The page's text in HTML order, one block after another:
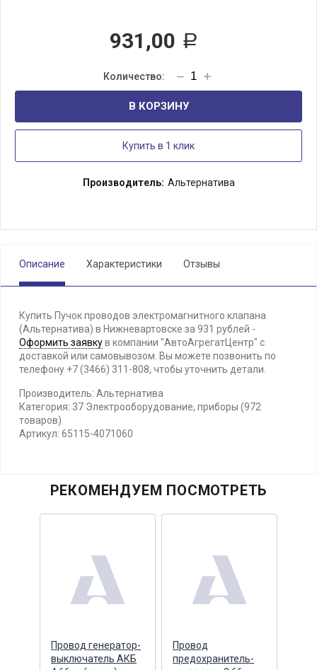
931,00 Р
В КОРЗИНУ
Купить в 1 клик
Производитель: Альтернатива
Описание Характеристики Отзывы
Купить Пучок проводов электромагнитного клапана
(Альтернатива) в Нижневартовске за 931 рублей -
Оформить заявкув компании "АвтоАгрегатЦентр" с
доставкой или самовывозом. Вы можете позвонить по
телефону +7 (3466) 311-808, чтобы уточнить детали.
Производитель: Альтернатива
Категория: 37 Электрооборудование, приборы (972
товаров)
Артикул: 65115-4071060
РЕКОМЕНДУЕМ ПОСМОТРЕТЬ
Провод генератор-
выключатель АКБ
Провод
предохранитель-